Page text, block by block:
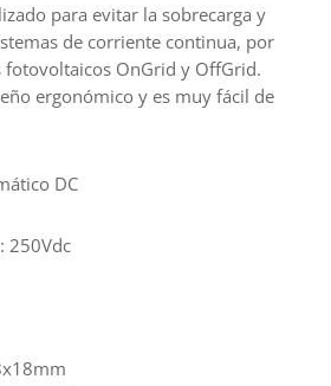
para evitar la sobrecarga y
de corriente continua, por
fotovoltaicos OnGrid y OffGrid.
ergonómico y es muy fácil de
DC
250Vdc